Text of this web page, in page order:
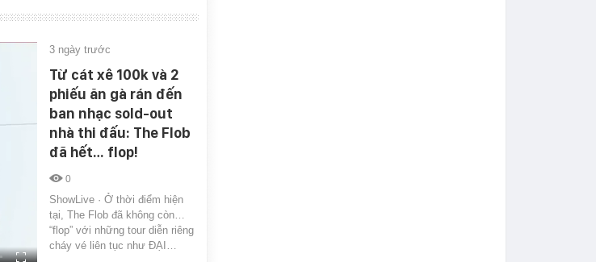
3 ngày trước
Từ cát xê 100k và 2
phiếu ăn gà rán đến
ban nhạc sold-out
nhà thi đấu: The Flob
đã hết… flop!
0
ShowLive · Ở thời điểm hiện
tại, The Flob đã không còn…
“flop” với những tour diễn riêng
cháy vé liên tục như ĐẠI…